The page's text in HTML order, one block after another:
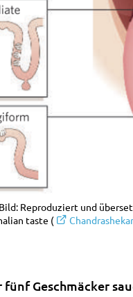
Reproduziert und
taste (
Geschmäcker